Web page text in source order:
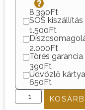
8.390Ft
SOS
1.500Ft
2.000Ft
Törés garancia
390Ft
Üdvözlő kártya
650Ft